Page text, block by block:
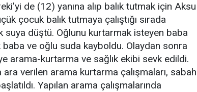
de (12) yanına alıp balık tutmak için Aksu
çocuk balık tutmaya çalıştığı sırada
suya düştü. Oğlunu kurtarmak isteyen baba
baba ve oğlu suda kayboldu. Olaydan sonra
arama-kurtarma ve sağlık ekibi sevk edildi.
ara verilen arama kurtarma çalışmaları, sabah
Yapılan arama çalışmalarında